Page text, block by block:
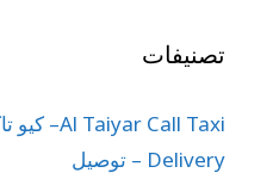
تصنيفات
Al Taiyar Call Taxi– كيو تاكسي
Delivery – توصيل